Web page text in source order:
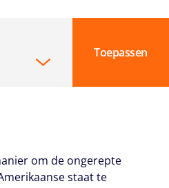
Toepassen
om de ongerepte
staat te